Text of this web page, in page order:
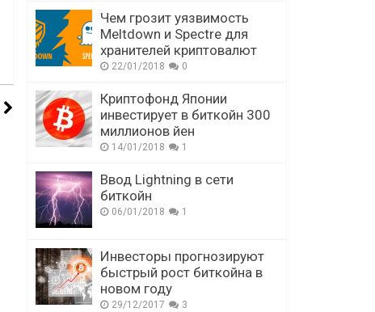
Чем грозит уязвимость
Meltdown и Spectre для
хранителей криптовалют
22/01/2018 0
Криптофонд Японии
инвестирует в биткойн 300
миллионов йен
14/01/2018 1
Ввод Lightning в сети
биткойн
06/01/2018 1
Инвесторы прогнозируют
быстрый рост биткойна в
новом году
29/12/2017 3